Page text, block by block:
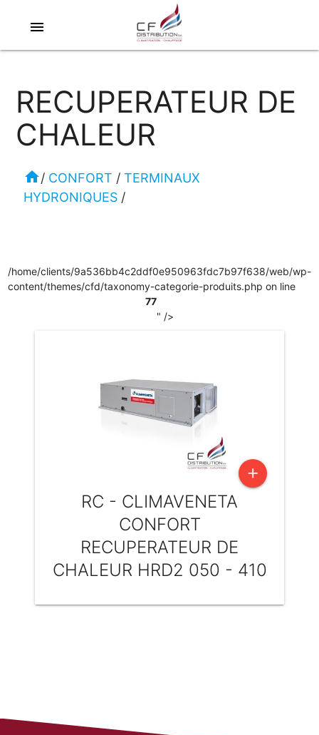
menu
RECUPERATEUR DE
CHALEUR
home/ CONFORT / TERMINAUX
HYDRONIQUES/
/home/clients/9a536bb4c2ddf0e950963fdc7b97f638/web/wp-
content/themes/cfd/taxonomy-categorie-produits.php on line
77
" />
add
RC - CLIMAVENETA
CONFORT
RECUPERATEUR DE
CHALEUR HRD2 050 - 410